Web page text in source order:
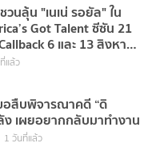
วนลุ้น "เนเน่ รอยัล" ใน
Got Talent ซีซัน 21
6 และ 13 สิงหาคม
แล้ว
สืบพิจารณาคดี “ดิ
เผยอยากกลับมาทำงาน
1 วันที่แล้ว